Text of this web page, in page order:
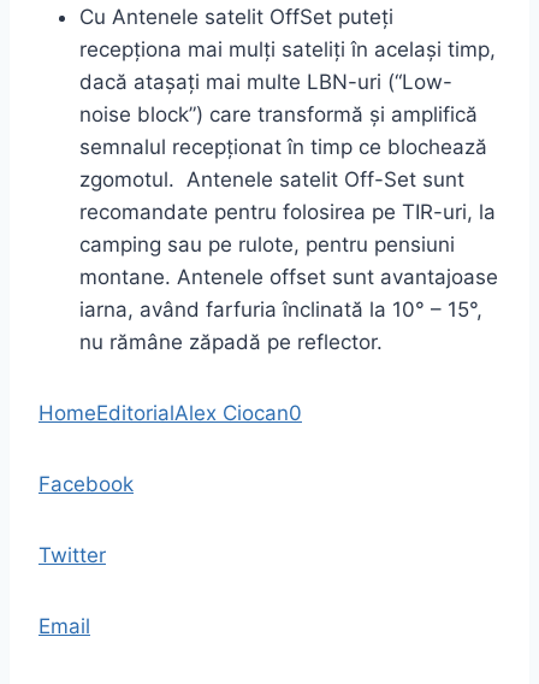
Cu Antenele satelit OffSet puteți
recepționa mai mulți sateliți în același timp,
dacă atașați mai multe LBN-uri (“Low-
noise block”) care transformă și amplifică
semnalul recepționat în timp ce blochează
zgomotul. Antenele satelit Off-Set sunt
recomandate pentru folosirea pe TIR-uri, la
camping sau pe rulote, pentru pensiuni
montane. Antenele offset sunt avantajoase
iarna, având farfuria înclinată la 10° – 15°,
nu rămâne zăpadă pe reflector.
HomeEditorialAlex Ciocan0
Facebook
Twitter
Email